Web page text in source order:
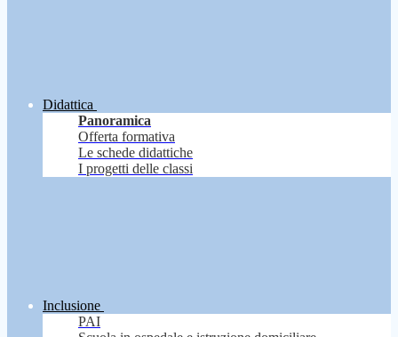
Didattica
Panoramica
Offerta formativa
Le schede didattiche
I progetti delle classi
Inclusione
PAI